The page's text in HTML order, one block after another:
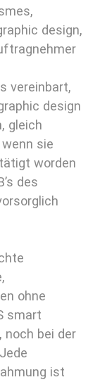
design,
vereinbart,
design
gleich
sie
worden
des
ohne
smart
noch bei der
ist